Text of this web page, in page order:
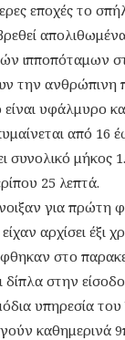
εποχές το
ιπποπόταμων
την ανθρώπινη
υφάλμυρο
από 16
συνολικό μήκος
25 λεπτά.
για πρώτη
αρχίσει
στο
δίπλα στην
υπηρεσία
καθημερινά